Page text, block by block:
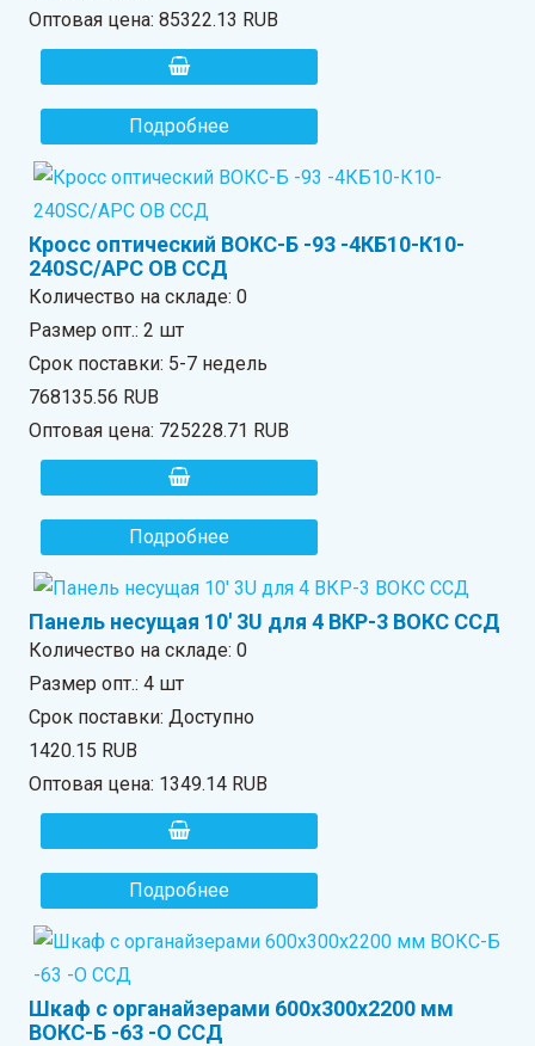
Оптовая цена:85322.13 RUB
Подробнее
Кросс оптический ВОКС-Б -93 -4КБ10-К10-
240SC/APC ОВ ССД
Количество на складе:0
Размер опт.: 2 шт
Срок поставки: 5-7 недель
768135.56 RUB
Оптовая цена: 725228.71 RUB
Подробнее
Панель несущая 10' 3U для 4 ВКР-3 ВОКС ССД
Количество на складе:0
Размер опт.: 4 шт
Срок поставки: Доступно
1420.15 RUB
Оптовая цена: 1349.14 RUB
Подробнее
Шкаф с органайзерами 600х300х2200 мм
ВОКС-Б -63 -О ССД